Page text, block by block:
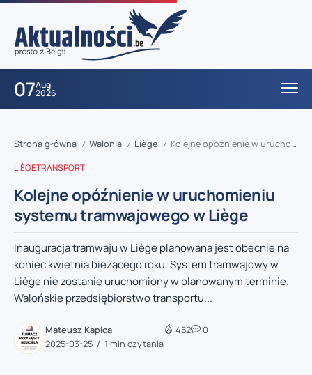
07Aug
2026
Strona główna / Walonia / Liège / Kolejne opóźnienie w uruchomieniu systemu tramwajowego w Liège
LIÈGETRANSPORT
Kolejne opóźnienie w uruchomieniu
systemu tramwajowego w Liège
Inauguracja tramwaju w Liège planowana jest obecnie na
koniec kwietnia bieżącego roku. System tramwajowy w
Liège nie zostanie uruchomiony w planowanym terminie.
Walońskie przedsiębiorstwo transportu...
Mateusz Kapica
2025-03-25
1 min czytania
452 0